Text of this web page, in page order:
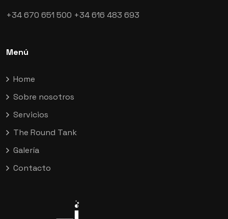
+34 670 651 500 +34 616 483 693
Menú
Home
Sobre nosotros
Servicios
The Round Tank
Galería
Contacto